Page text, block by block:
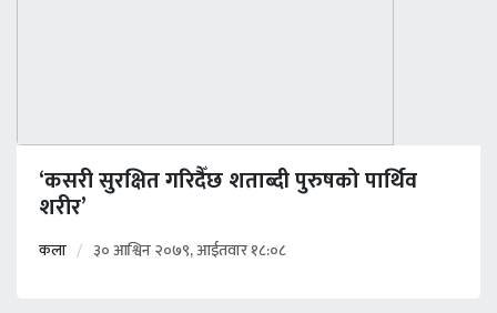
‘कसरी सुरक्षित गरिदैँछ शताब्दी पुरुषको पार्थिव
शरीर’
कला ३० आश्विन २०७९, आईतवार १८:०८